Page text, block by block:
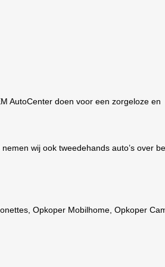
AutoCenter doen voor een zorgeloze en
nemen wij ook tweedehands auto’s over
, Opkoper Mobilhome, Opkoper